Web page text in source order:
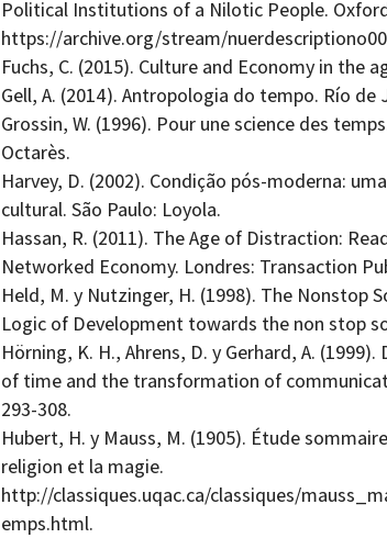
Political Institutions of a Nilotic People.
https://archive.org/stream/
Fuchs, C. (2015). Culture and Economy in the
Gell, A. (2014). Antropologia do tempo. Río de
Grossin, W. (1996). Pour une science des
Octarès.
Harvey, D. (2002). Condição pós-moderna:
cultural. São Paulo: Loyola.
Hassan, R. (2011). The Age of Distraction:
Networked Economy. Londres: Transaction
Held, M. y Nutzinger, H. (1998). The Nonstop
Logic of Development towards the non stop
Hörning, K. H., Ahrens, D. y Gerhard, A.
of time and the transformation of
293-308.
Hubert, H. y Mauss, M. (1905). Étude
religion et la magie.
http://classiques.uqac.ca/classiques/
emps.html.